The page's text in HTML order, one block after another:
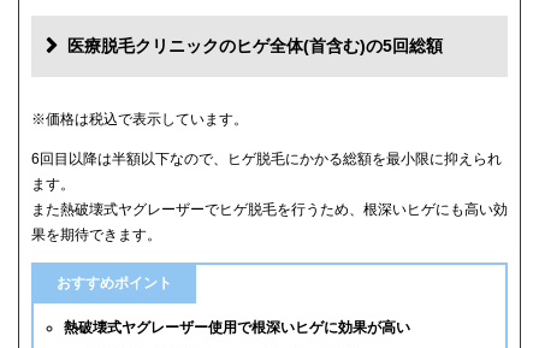
医療脱毛クリニックのヒゲ全体(首含む)の5回総額
クリニック
メンズリゼ 59,800円
メンズルシアクリニック 61,600円(平日5回)
65,880円(6回)
渋谷美容外科クリニック 74,800円(首あご裏除く)
※価格は税込で表示しています。
6回目以降は半額以下なので、ヒゲ脱毛にかかる総額を最小限に抑えられ
ます。
また熱破壊式ヤグレーザーでヒゲ脱毛を行うため、根深いヒゲにも高い効
果を期待できます。
おすすめポイント
熱破壊式ヤグレーザー使用で根深いヒゲに効果が高い